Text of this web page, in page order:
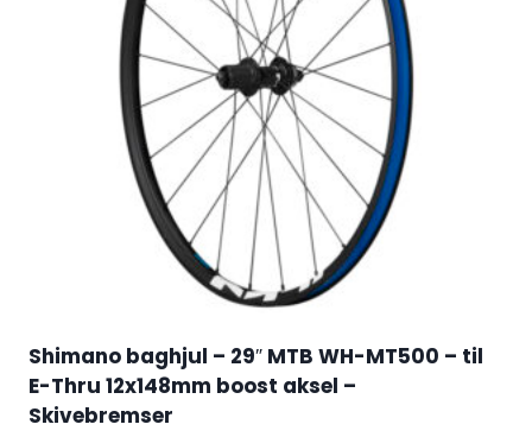
Shimano baghjul – 29″ MTB WH-MT500 – til
E-Thru 12x148mm boost aksel –
Skivebremser